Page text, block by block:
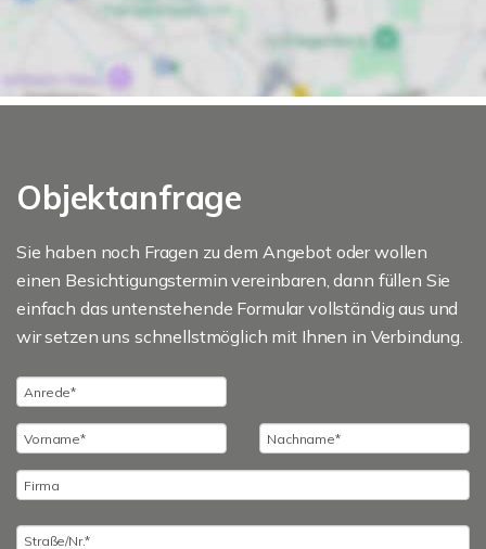
Objektanfrage
Sie haben noch Fragen zu dem Angebot oder wollen
einen Besichtigungstermin vereinbaren, dann füllen Sie
einfach das untenstehende Formular vollständig aus und
wir setzen uns schnellstmöglich mit Ihnen in Verbindung.